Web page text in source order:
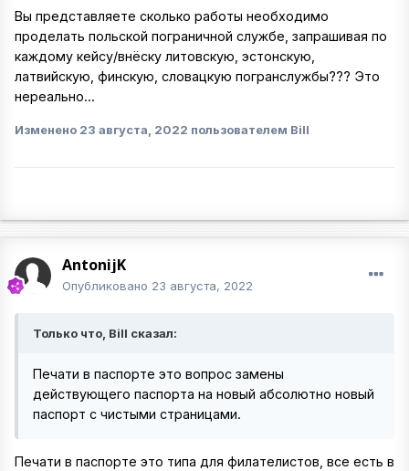
Вы представляете сколько работы необходимо
проделать польской пограничной службе, запрашивая по
каждому кейсу/внёску литовскую, эстонскую,
латвийскую, финскую, словацкую погранслужбы??? Это
нереально...
Изменено 23 августа, 2022 пользователем Bill
AntonijK
Опубликовано 23 августа, 2022
Только что, Bill сказал:
Печати в паспорте это вопрос замены
действующего паспорта на новый абсолютно новый
паспорт с чистыми страницами.
Печати в паспорте это типа для филателистов, все есть в